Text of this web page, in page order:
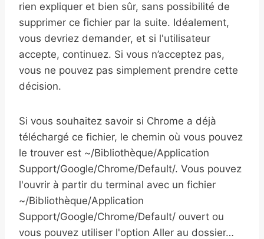
rien expliquer et bien sûr, sans possibilité de
supprimer ce fichier par la suite. Idéalement,
vous devriez demander, et si l'utilisateur
accepte, continuez. Si vous n’acceptez pas,
vous ne pouvez pas simplement prendre cette
décision.
Si vous souhaitez savoir si Chrome a déjà
téléchargé ce fichier, le chemin où vous pouvez
le trouver est ~/Bibliothèque/Application
Support/Google/Chrome/Default/. Vous pouvez
l'ouvrir à partir du terminal avec un fichier
~/Bibliothèque/Application
Support/Google/Chrome/Default/ ouvert ou
vous pouvez utiliser l'option Aller au dossier…